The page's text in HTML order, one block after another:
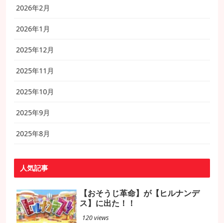
2026年2月
2026年1月
2025年12月
2025年11月
2025年10月
2025年9月
2025年8月
人気記事
【おそうじ革命】が【ヒルナンデ
ス】に出た！！
120 views